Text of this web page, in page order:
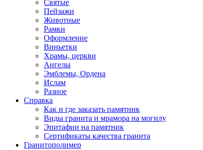
Святые
Пейзажи
Животные
Рамки
Оформление
Виньетки
Храмы, церкви
Ангелы
Эмблемы, Ордена
Ислам
Разное
Справка
Как и где заказать памятник
Виды гранита и мрамора на могилу
Эпитафии на памятник
Сертификаты качества гранита
Гранитополимер